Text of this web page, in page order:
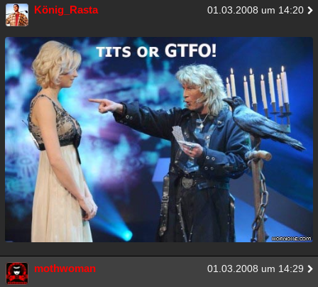
König_Rasta 01.03.2008 um 14:20
mothwoman 01.03.2008 um 14:29